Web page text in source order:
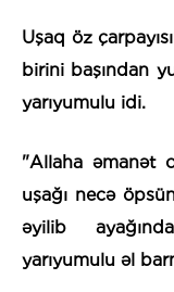
Uşaq öz
birini başından
yarıyumulu idi.
"Allaha əmanət
uşağı necə
əyilib
yarıyumulu əl